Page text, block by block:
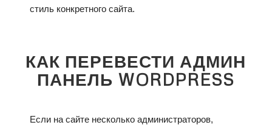
стиль конкретного сайта.
КАК ПЕРЕВЕСТИ АДМИН
ПАНЕЛЬ WORDPRESS
Если на сайте несколько администраторов,